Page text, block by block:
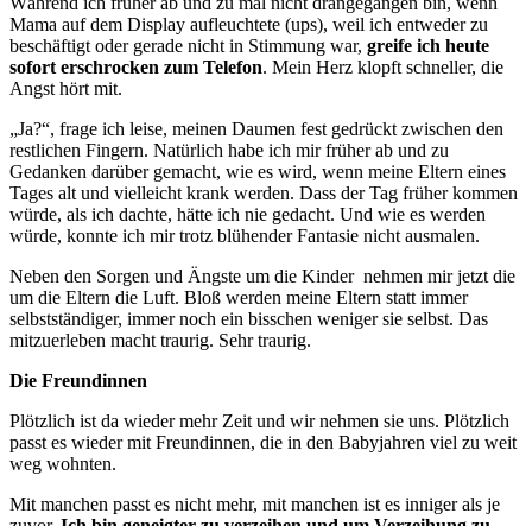
Mama auf dem Display aufleuchtete (ups), weil ich entweder zu
beschäftigt oder gerade nicht in Stimmung war, greife ich heute
sofort erschrocken zum Telefon. Mein Herz klopft schneller, die
Angst hört mit.
„Ja?“, frage ich leise, meinen Daumen fest gedrückt zwischen den
restlichen Fingern. Natürlich habe ich mir früher ab und zu
Gedanken darüber gemacht, wie es wird, wenn meine Eltern eines
Tages alt und vielleicht krank werden. Dass der Tag früher kommen
würde, als ich dachte, hätte ich nie gedacht. Und wie es werden
würde, konnte ich mir trotz blühender Fantasie nicht ausmalen.
Neben den Sorgen und Ängste um die Kinder nehmen mir jetzt die
um die Eltern die Luft. Bloß werden meine Eltern statt immer
selbstständiger, immer noch ein bisschen weniger sie selbst. Das
mitzuerleben macht traurig. Sehr traurig.
Die Freundinnen
Plötzlich ist da wieder mehr Zeit und wir nehmen sie uns. Plötzlich
passt es wieder mit Freundinnen, die in den Babyjahren viel zu weit
weg wohnten.
Mit manchen passt es nicht mehr, mit manchen ist es inniger als je